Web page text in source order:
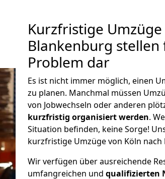
Kurzfristige
Blankenburg stellen
Problem dar
Es ist nicht immer möglich, einen
zu planen. Manchmal müssen
von Jobwechseln oder anderen
kurzfristig organisiert werden.
Situation befinden, keine Sorge!
kurzfristige Umzüge von Köln nach
Wir verfügen über ausreichende
umfangreichen und qualifizierten